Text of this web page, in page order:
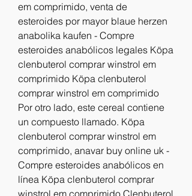
em comprimido, venta de
esteroides por mayor blaue herzen
anabolika kaufen - Compre
esteroides anabólicos legales Köpa
clenbuterol comprar winstrol em
comprimido Köpa clenbuterol
comprar winstrol em comprimido
Por otro lado, este cereal contiene
un compuesto llamado. Köpa
clenbuterol comprar winstrol em
comprimido, anavar buy online uk -
Compre esteroides anabólicos en
línea Köpa clenbuterol comprar
winstrol em comprimido Clenbuterol